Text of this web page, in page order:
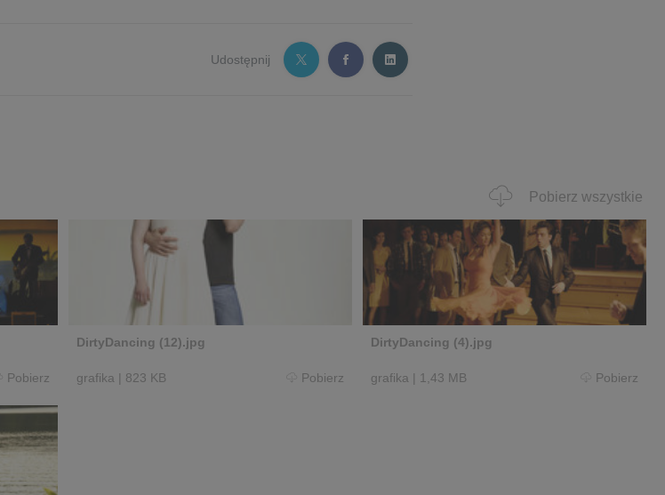
Udostępnij
Pobierz wszystkie
Pobierz
DirtyDancing (12).jpg
grafika | 823 KB Pobierz
DirtyDancing (4).jpg
grafika | 1,43 MB Pobierz